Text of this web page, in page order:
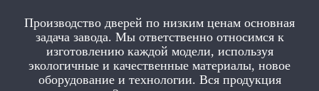
Производство дверей по низким ценам основная
задача завода. Мы ответственно относимся к
изготовлению каждой модели, используя
экологичные и качественные материалы, новое
оборудование и технологии. Вся продукция